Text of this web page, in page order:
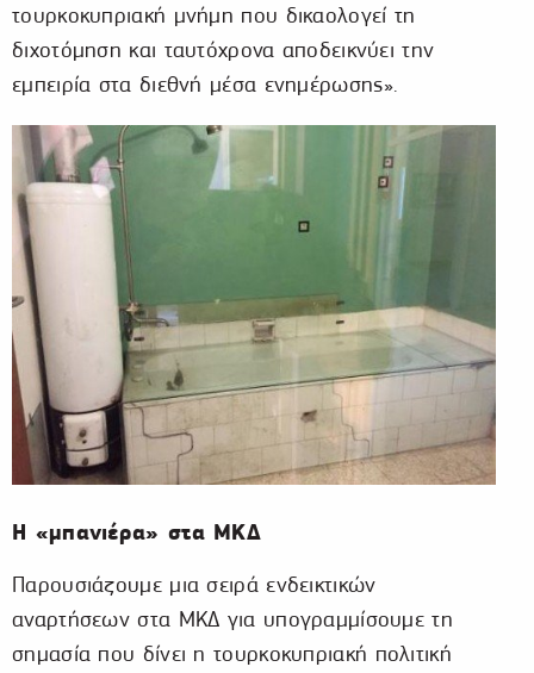
τουρκοκυπριακή μνήμη που δικαολογεί τη
διχοτόμηση και ταυτόχρονα αποδεικνύει την
εμπειρία στα διεθνή μέσα ενημέρωσης».
Η «μπανιέρα» στα ΜΚΔ
Παρουσιάζουμε μια σειρά ενδεικτικών
αναρτήσεων στα ΜΚΔ για υπογραμμίσουμε τη
σημασία που δίνει η τουρκοκυπριακή πολιτική